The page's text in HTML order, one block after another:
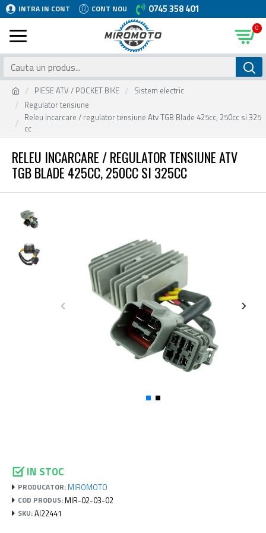
INTRA IN CONT CONT NOU 0745 358 401
0
PIESE ATV / POCKET BIKE
Sistem electric
Regulator tensiune
Releu incarcare / regulator tensiune Atv TGB Blade 425cc, 250cc si 325
cc
RELEU INCARCARE / REGULATOR TENSIUNE ATV
TGB BLADE 425CC, 250CC SI 325CC
IN STOC
PRODUCATOR: MIROMOTO
COD PRODUS: MIR-02-03-02
SKU:AI22441